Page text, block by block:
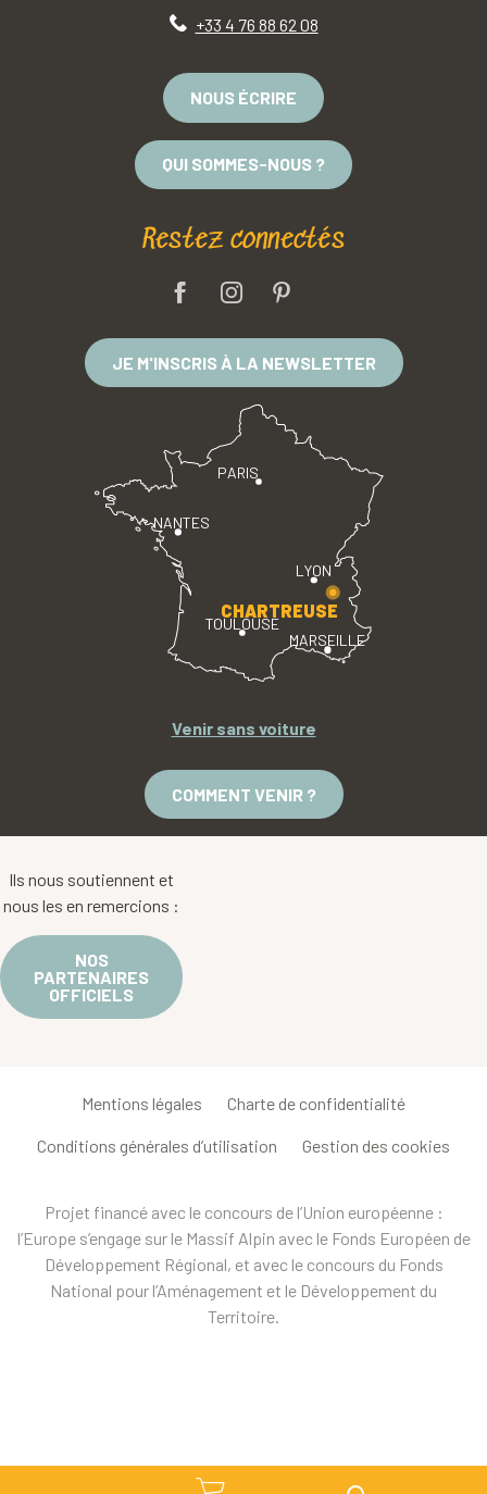
+33 4 76 88 62 08
NOUS ÉCRIRE
QUI SOMMES-NOUS ?
Restez connectés
JE M'INSCRIS À LA NEWSLETTER
PARIS
LYON
TOULOUSE
MARSEILLE
NANTES
CHARTREUSE
Venir sans voiture
COMMENT VENIR ?
Ils nous soutiennent et
nous les en remercions :
NOS
PARTENAIRES
OFFICIELS
Mentions légales Charte de confidentialité
Conditions générales d’utilisation Gestion des cookies
Projet financé avec le concours de l’Union européenne :
l’Europe s’engage sur le Massif Alpin avec le Fonds Européen de
Développement Régional, et avec le concours du Fonds
National pour l’Aménagement et le Développement du
Territoire.